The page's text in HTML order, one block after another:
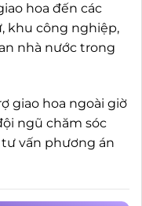
hoa đến các
khu công nghiệp,
nhà nước trong
giao hoa ngoài giờ
ngũ chăm sóc
tư vấn phương án